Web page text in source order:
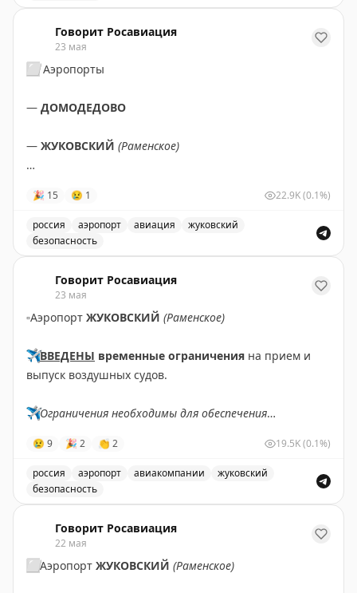
Говорит Росавиация
23 мая
⬜️Аэропорты
— ДОМОДЕДОВО
— ЖУКОВСКИЙ (Раменское)
воздушных судов.
✈️Ограничения вводили для обеспечения безопасности
полетов.
Говорит Росавиация
🎉 15 😢 1 22.9K(0.1%)
россия аэропорт авиация
жуковский
безопасность
Говорит Росавиация
23 мая
▫️Аэропорт ЖУКОВСКИЙ (Раменское)
✈️ВВЕДЕНЫ временные ограничения на прием и
выпуск воздушных судов.
✈️Ограничения необходимы для обеспечения
✈️ Говорит Росавиация|MАХ
😢 9 🎉 2 👏 2 19.5K(0.1%)
россия аэропорт авиакомпании
жуковский
безопасность
Говорит Росавиация
22 мая
⬜️Аэропорт ЖУКОВСКИЙ (Раменское)